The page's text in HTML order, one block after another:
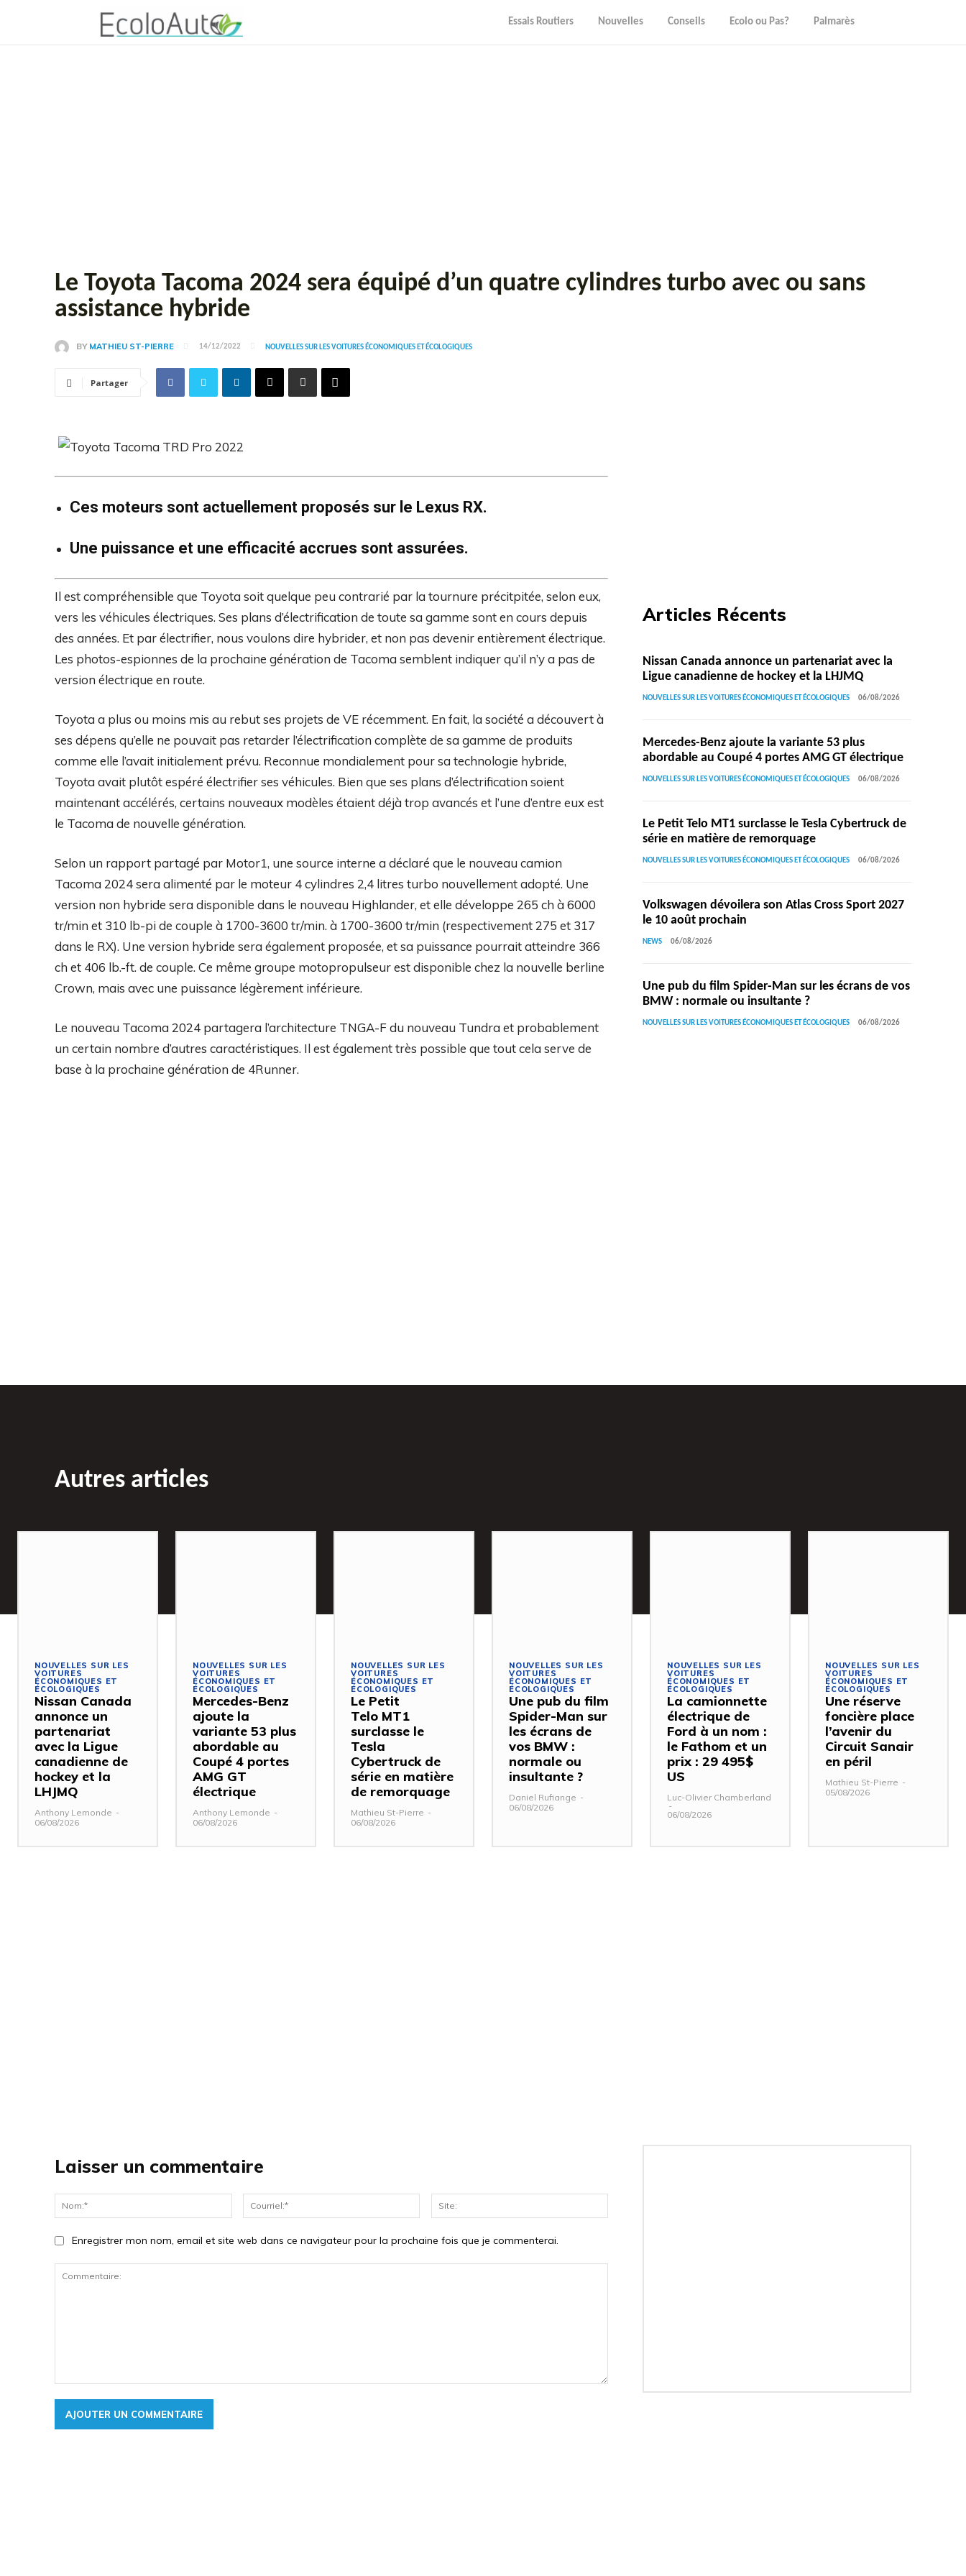
Essais Routiers Nouvelles Conseils Ecolo ou Pas? Palmarès
Le Toyota Tacoma 2024 sera équipé d’un quatre cylindres turbo avec ou sans
assistance hybride
BY MATHIEU ST-PIERRE 14/12/2022 NOUVELLES SUR LES VOITURES ÉCONOMIQUES ET ÉCOLOGIQUES
Partager
Ces moteurs sont actuellement proposés sur le Lexus RX.
Une puissance et une efficacité accrues sont assurées.
Il est compréhensible que Toyota soit quelque peu contrarié par la tournure précitpitée, selon eux,
vers les véhicules électriques. Ses plans d’électrification de toute sa gamme sont en cours depuis
des années. Et par électrifier, nous voulons dire hybrider, et non pas devenir entièrement électrique.
Les photos-espionnes de la prochaine génération de Tacoma semblent indiquer qu’il n’y a pas de
version électrique en route.
Toyota a plus ou moins mis au rebut ses projets de VE récemment. En fait, la société a découvert à
ses dépens qu’elle ne pouvait pas retarder l’électrification complète de sa gamme de produits
comme elle l’avait initialement prévu. Reconnue mondialement pour sa technologie hybride,
Toyota avait plutôt espéré électrifier ses véhicules. Bien que ses plans d’électrification soient
maintenant accélérés, certains nouveaux modèles étaient déjà trop avancés et l’une d’entre eux est
le Tacoma de nouvelle génération.
Selon un rapport partagé par Motor1, une source interne a déclaré que le nouveau camion
Tacoma 2024 sera alimenté par le moteur 4 cylindres 2,4 litres turbo nouvellement adopté. Une
version non hybride sera disponible dans le nouveau Highlander, et elle développe 265 ch à 6000
tr/min et 310 lb-pi de couple à 1700-3600 tr/min. à 1700-3600 tr/min (respectivement 275 et 317
dans le RX). Une version hybride sera également proposée, et sa puissance pourrait atteindre 366
ch et 406 lb.-ft. de couple. Ce même groupe motopropulseur est disponible chez la nouvelle berline
Crown, mais avec une puissance légèrement inférieure.
Le nouveau Tacoma 2024 partagera l’architecture TNGA-F du nouveau Tundra et probablement
un certain nombre d’autres caractéristiques. Il est également très possible que tout cela serve de
base à la prochaine génération de 4Runner.
Articles Récents
Nissan Canada annonce un partenariat avec la
Ligue canadienne de hockey et la LHJMQ
NOUVELLES SUR LES VOITURES ÉCONOMIQUES ET ÉCOLOGIQUES 06/08/2026
Mercedes-Benz ajoute la variante 53 plus
abordable au Coupé 4 portes AMG GT électrique
NOUVELLES SUR LES VOITURES ÉCONOMIQUES ET ÉCOLOGIQUES 06/08/2026
Le Petit Telo MT1 surclasse le Tesla Cybertruck de
série en matière de remorquage
NOUVELLES SUR LES VOITURES ÉCONOMIQUES ET ÉCOLOGIQUES 06/08/2026
Volkswagen dévoilera son Atlas Cross Sport 2027
le 10 août prochain
NEWS 06/08/2026
Une pub du film Spider-Man sur les écrans de vos
BMW : normale ou insultante ?
NOUVELLES SUR LES VOITURES ÉCONOMIQUES ET ÉCOLOGIQUES 06/08/2026
Autres articles
NOUVELLES SUR LES
VOITURES
ÉCONOMIQUES ET
ÉCOLOGIQUES
Nissan Canada
annonce un
partenariat
avec la Ligue
canadienne de
hockey et la
LHJMQ
Anthony Lemonde -
06/08/2026
NOUVELLES SUR LES
VOITURES
ÉCONOMIQUES ET
ÉCOLOGIQUES
Mercedes-Benz
ajoute la
variante 53 plus
abordable au
Coupé 4 portes
AMG GT
électrique
Anthony Lemonde -
06/08/2026
NOUVELLES SUR LES
VOITURES
ÉCONOMIQUES ET
ÉCOLOGIQUES
Le Petit
Telo MT1
surclasse le
Tesla
Cybertruck de
série en matière
de remorquage
Mathieu St-Pierre -
06/08/2026
NOUVELLES SUR LES
VOITURES
ÉCONOMIQUES ET
ÉCOLOGIQUES
Une pub du film
Spider-Man sur
les écrans de
vos BMW :
normale ou
insultante ?
Daniel Rufiange -
06/08/2026
NOUVELLES SUR LES
VOITURES
ÉCONOMIQUES ET
ÉCOLOGIQUES
La camionnette
électrique de
Ford à un nom :
le Fathom et un
prix : 29 495$
US
Luc-Olivier Chamberland
-
06/08/2026
NOUVELLES SUR LES
VOITURES
ÉCONOMIQUES ET
ÉCOLOGIQUES
Une réserve
foncière place
l’avenir du
Circuit Sanair
en péril
Mathieu St-Pierre -
05/08/2026
Laisser un commentaire
Enregistrer mon nom, email et site web dans ce navigateur pour la prochaine fois que je commenterai.